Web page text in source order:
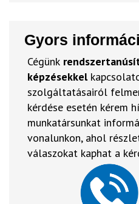
Gyors
Cégünk
képzésekkel
szolgáltatásairól
kérdése esetén kérem
munkatársunkat
vonalunkon, ahol
válaszokat kaphat a